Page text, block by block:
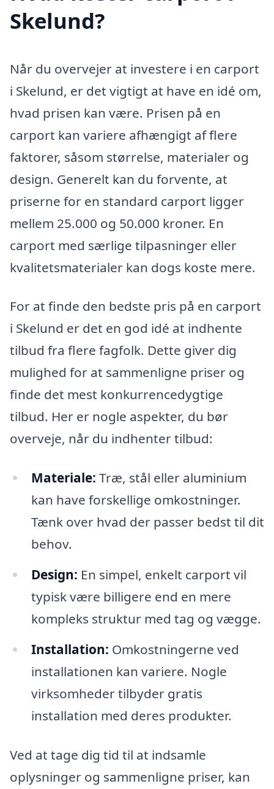
Skelund?
Når du overvejer at investere i en carport
i Skelund, er det vigtigt at have en idé om,
hvad prisen kan være. Prisen på en
carport kan variere afhængigt af flere
faktorer, såsom størrelse, materialer og
design. Generelt kan du forvente, at
priserne for en standard carport ligger
mellem 25.000 og 50.000 kroner. En
carport med særlige tilpasninger eller
kvalitetsmaterialer kan dogs koste mere.
For at finde den bedste pris på en carport
i Skelund er det en god idé at indhente
tilbud fra flere fagfolk. Dette giver dig
mulighed for at sammenligne priser og
finde det mest konkurrencedygtige
tilbud. Her er nogle aspekter, du bør
overveje, når du indhenter tilbud:
Materiale: Træ, stål eller aluminium
kan have forskellige omkostninger.
Tænk over hvad der passer bedst til dit
behov.
Design: En simpel, enkelt carport vil
typisk være billigere end en mere
kompleks struktur med tag og vægge.
Installation: Omkostningerne ved
installationen kan variere. Nogle
virksomheder tilbyder gratis
installation med deres produkter.
Ved at tage dig tid til at indsamle
oplysninger og sammenligne priser, kan